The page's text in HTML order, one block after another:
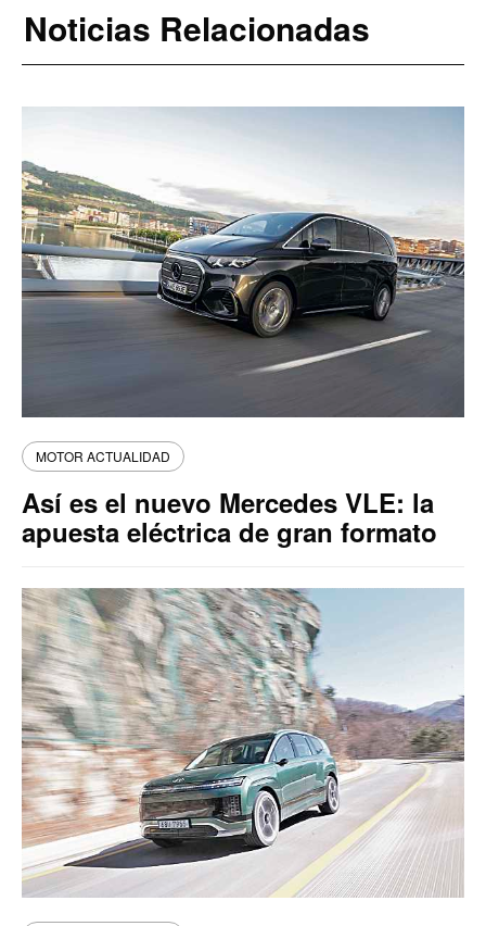
Noticias Relacionadas
MOTOR ACTUALIDAD
Así es el nuevo Mercedes VLE: la
apuesta eléctrica de gran formato